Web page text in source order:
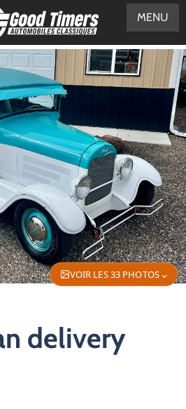
VOIR LES 33 PHOTOS
delivery
MENU